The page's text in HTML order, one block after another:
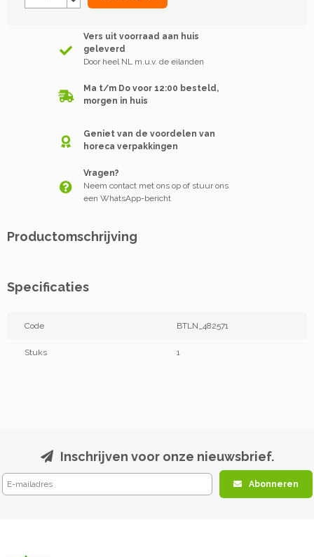
Vers uit voorraad aan huis
geleverd
Door heel NL m.u.v. de eilanden
Ma t/m Do voor 12:00 besteld,
morgen in huis
Geniet van de voordelen van
horeca verpakkingen
Vragen?
Neem contact met ons op of stuur ons
een WhatsApp-bericht
Productomschrijving
Specificaties
Code BTLN_482571
Stuks 1
Inschrijven voor onze nieuwsbrief.
Abonneren